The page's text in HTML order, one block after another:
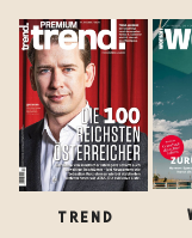
TREND